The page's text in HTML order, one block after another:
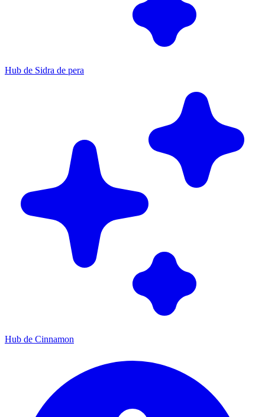
Hub de Sidra de pera
Hub de Cinnamon